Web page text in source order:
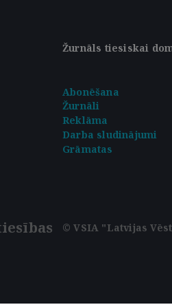
Žurnāls tiesiskai
Abonēšana
Žurnāli
Reklāma
Darba sludinājumi
Grāmatas
© VSIA "Latvijas